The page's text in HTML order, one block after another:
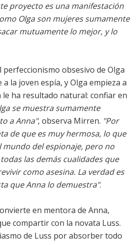
proyecto es una manifestación
Olga son mujeres sumamente
mutuamente lo mejor, y lo
perfeccionismo obsesivo de Olga
la joven espía, y Olga empieza a
le ha resultado natural: confiar en
se muestra sumamente
a Anna", observa Mirren. "Por
de que es muy hermosa, lo que
mundo del espionaje, pero no
las demás cualidades que
como asesina. La verdad es
que Anna lo demuestra".
en mentora de Anna,
compartir con la novata Luss.
de Luss por absorber todo